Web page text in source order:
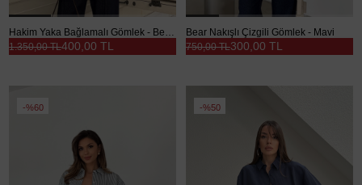
Hakim Yaka Bağlamalı Gömlek - Bebe Mavi
400,00 TL
1.350,00 TL
Bear Nakışlı Çizgili Gömlek - Mavi
300,00 TL
750,00 TL
%60 %50